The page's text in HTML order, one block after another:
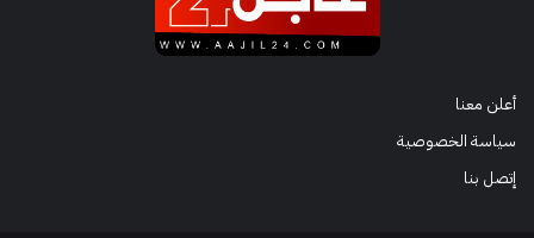
أعلن معنا
سياسة الخصوصية
إتصل بنا